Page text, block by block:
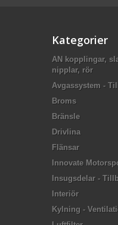
Kategorier
AN kopplingar,
nipplar, rör
Avgassystem -
Broms
Bränsle
Drivlina
Flänsar
Innovate
Insugsdelar -
Interiör
Kylning -